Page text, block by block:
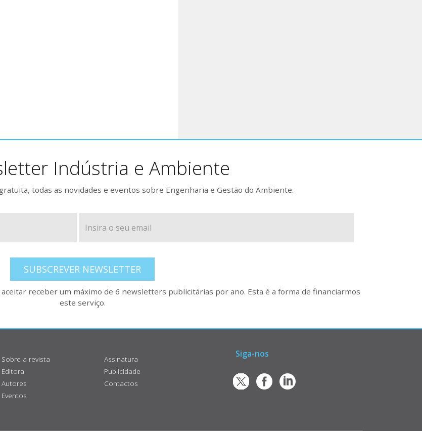
Indústria e Ambiente
todas as novidades e eventos sobre Engenharia e Gestão do Ambiente.
SUBSCREVER NEWSLETTER
receber um máximo de 6 newsletters publicitárias por ano. Esta é a forma de financiarmos
este serviço.
Sobre a revista
Editora
Autores
Eventos
Assinatura
Publicidade
Contactos
Siga-nos